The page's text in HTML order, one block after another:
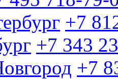
+7
+7 343
+7